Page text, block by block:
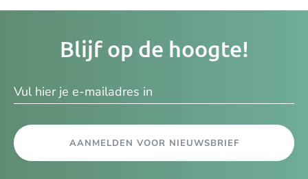
Blijf op de hoogte!
AANMELDEN VOOR NIEUWSBRIEF